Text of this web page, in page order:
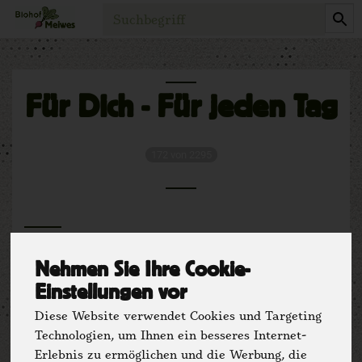
Nehmen Sie Ihre Cookie-
Einstellungen vor
Diese Website verwendet Cookies und Targeting
Technologien, um Ihnen ein besseres Internet-
Erlebnis zu ermöglichen und die Werbung, die
Produkt
Für Dich - Für jeden Tag